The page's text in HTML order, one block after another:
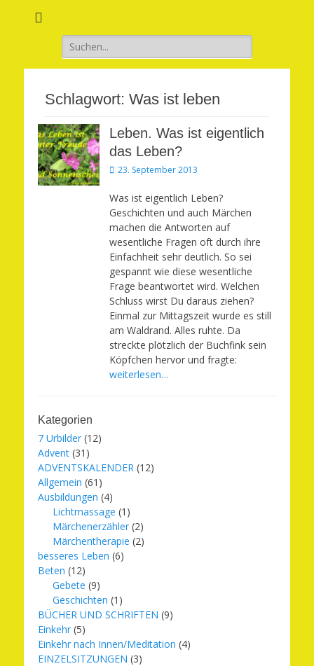
Suchen
nach:
Schlagwort: Was ist leben
Leben. Was ist eigentlich
das Leben?
Veröffentlicht
23. September 2013
Was ist eigentlich Leben?
Geschichten und auch Märchen
machen die Antworten auf
wesentliche Fragen oft durch ihre
Einfachheit sehr deutlich. So sei
gespannt wie diese wesentliche
Frage beantwortet wird. Welchen
Schluss wirst Du daraus ziehen?
Einmal zur Mittagszeit wurde es still
am Waldrand. Alles ruhte. Da
streckte plötzlich der Buchfink sein
Köpfchen hervor und fragte:
weiterlesen…
Kategorien
7 Urbilder (12)
Advent (31)
ADVENTSKALENDER (12)
Allgemein (61)
Ausbildungen (4)
Lichtmassage (1)
Märchenerzähler (2)
Märchentherapie (2)
besseres Leben (6)
Beten (12)
Gebete (9)
Geschichten (1)
BÜCHER UND SCHRIFTEN (9)
Einkehr (5)
Einkehr nach Innen/Meditation (4)
EINZELSITZUNGEN (3)